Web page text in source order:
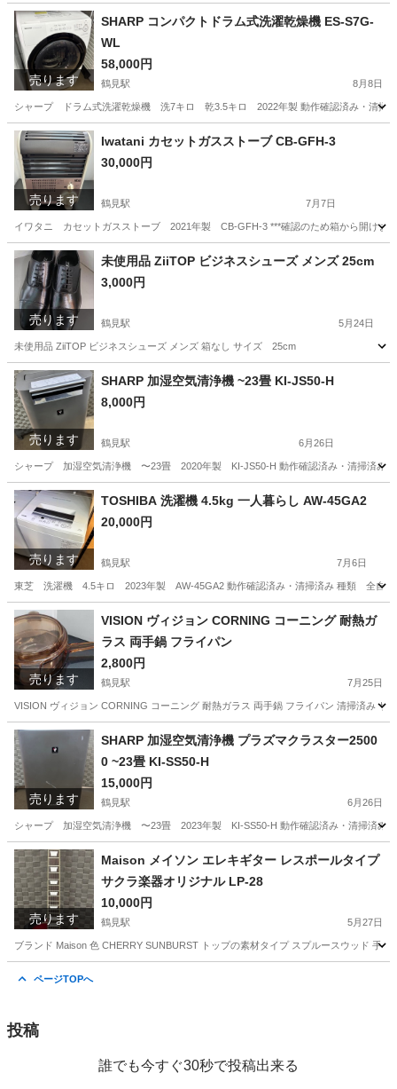
神奈川 横浜市 食器
売ります
SHARP コンパクトドラム式洗濯乾燥機 ES-S7G-
WL
58,000円
鶴見駅 8月8日
シャープ ドラム式洗濯乾燥機 洗7キロ 乾3.5キロ 2022年製 動作確認済み・清掃
神奈川 横浜市 生活家電
売ります
Iwatani カセットガスストーブ CB-GFH-3
30,000円
鶴見駅 7月7日
イワタニ カセットガスストーブ 2021年製 CB-GFH-3 ***確認のため箱から開け
神奈川 横浜市 鶴見駅 季節、空調家電
売ります
未使用品 ZiiTOP ビジネスシューズ メンズ 25cm
3,000円
鶴見駅 5月24日
未使用品 ZiiTOP ビジネスシューズ メンズ 箱なし サイズ 25cm
神奈川 横浜市 鶴見駅 靴 ビジネスシューズ
売ります
SHARP 加湿空気清浄機 ~23畳 KI-JS50-H
8,000円
鶴見駅 6月26日
シャープ 加湿空気清浄機 〜23畳 2020年製 KI-JS50-H 動作確認済み・清掃済み
神奈川 横浜市 季節、空調家電 空気
売ります
TOSHIBA 洗濯機 4.5kg 一人暮らし AW-45GA2
20,000円
鶴見駅 7月6日
東芝 洗濯機 4.5キロ 2023年製 AW-45GA2 動作確認済み・清掃済み 種類 全自
神奈川 横浜市 生活家電
売ります
VISION ヴィジョン CORNING コーニング 耐熱ガ
ラス 両手鍋 フライパン
2,800円
鶴見駅 7月25日
VISION ヴィジョン CORNING コーニング 耐熱ガラス 両手鍋 フライパン 清掃済
神奈川 横浜市 鶴見駅 調理器具
売ります
SHARP 加湿空気清浄機 プラズマクラスター2500
0 ~23畳 KI-SS50-H
15,000円
鶴見駅 6月26日
シャープ 加湿空気清浄機 〜23畳 2023年製 KI-SS50-H 動作確認済み・清掃済み
神奈川 横浜市 季節、空調家電
売ります
Maison メイソン エレキギター レスポールタイプ
サクラ楽器オリジナル LP-28
10,000円
鶴見駅 5月27日
ブランド Maison 色 CHERRY SUNBURST トップの素材タイプ スプルースウッド 手
ページTOPへ
投稿
誰でも今すぐ30秒で投稿出来る